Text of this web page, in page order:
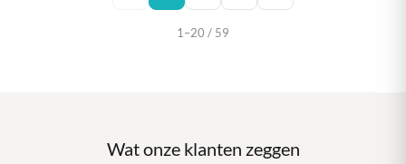
1–20 / 59
Wat onze klanten zeggen